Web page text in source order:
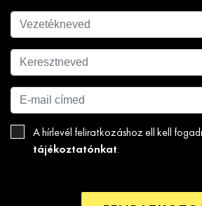
A hírlevél feliratkozáshoz ell kell
tájékoztatónkat.